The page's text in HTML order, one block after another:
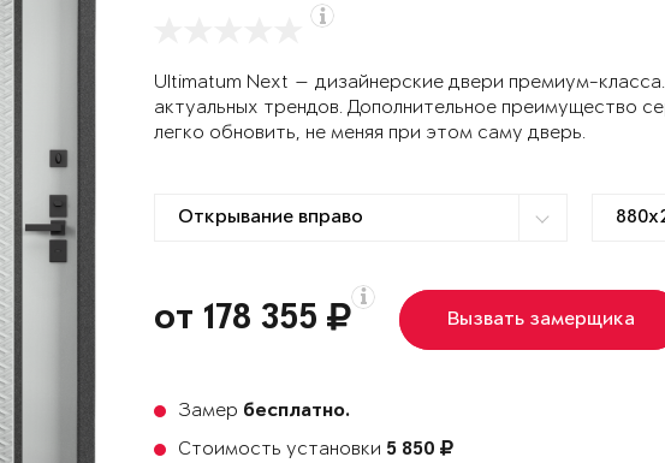
Ultimatum Next — дизайнерские двери премиум-
актуальных трендов. Дополнительное преимущество
легко обновить, не меняя при этом саму дверь.
от 178 355 Вызвать замерщика
Замер бесплатно.
Стоимость установки 5 850